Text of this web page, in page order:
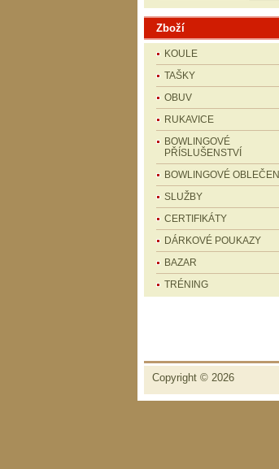
Zboží
KOULE
TAŠKY
OBUV
RUKAVICE
BOWLINGOVÉ
PŘÍSLUŠENSTVÍ
BOWLINGOVÉ OBLEČENÍ
SLUŽBY
CERTIFIKÁTY
DÁRKOVÉ POUKAZY
BAZAR
TRÉNING
Copyright © 2026